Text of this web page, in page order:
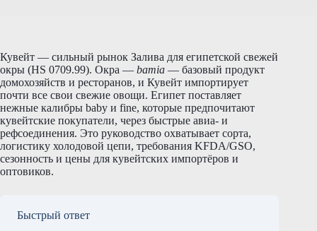
Кувейт — сильный рынок Залива для египетской свежей
окры (HS 0709.99). Окра — bamia — базовый продукт
домохозяйств и ресторанов, и Кувейт импортирует
почти все свои свежие овощи. Египет поставляет
нежные калибры baby и fine, которые предпочитают
кувейтские покупатели, через быстрые авиа- и
рефсоединения. Это руководство охватывает сорта,
логистику холодовой цепи, требования KFDA/GSO,
сезонность и цены для кувейтских импортёров и
оптовиков.
Быстрый ответ